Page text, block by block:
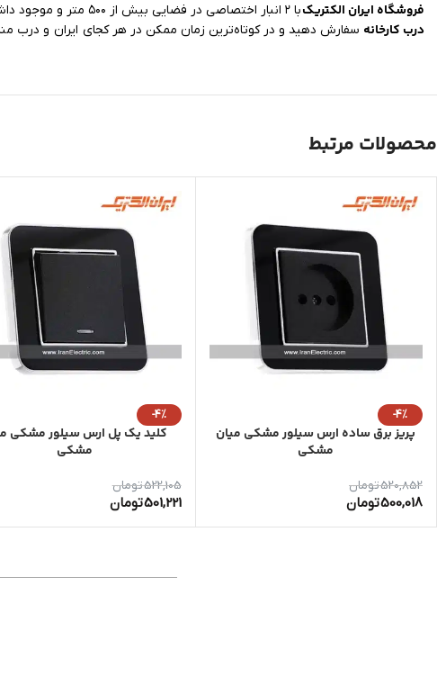
فروشگاه ایران الکتریکبا ۲ انبار اختصاصی در فضایی بیش از ۵۰۰ متر و موجود داشتن تمامی مدل‌ها امکان ارسال خرید شما به سراسر کشور را فراهم کرده است. شما می‌توانید کالای مورد نیاز خود را با
درب کارخانه سفارش دهید و در کوتاه‌ترین زمان ممکن در هر کجای ایران و درب
محصولات مرتبط
-4%
پریز برق ساده ارس سیلور مشکی میان
مشکی
520,852تومان
500,018تومان
-4%
کلید یک پل ارس سیلور مشکی
مشکی
522,105تومان
501,221تومان